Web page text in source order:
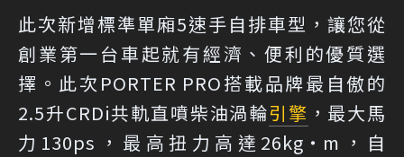
此次新增標準單廂5速手自排車型，讓您從
創業第一台車起就有經濟、便利的優質選
擇。此次PORTER PRO搭載品牌最自傲的
2.5升CRDi共軌直噴柴油渦輪引擎 ，最大馬
力130ps，最高扭力高達26kg‧m，自